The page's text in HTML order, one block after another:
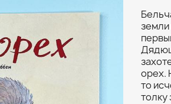
земли
орех.
то
толку